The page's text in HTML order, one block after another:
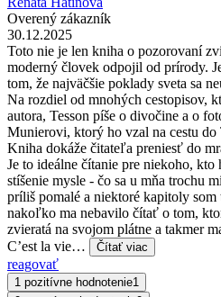
Overený zákazník
30.12.2025
Toto nie je len kniha o pozorovaní
moderný človek odpojil od prírody.
tom, že najväčšie poklady sveta sa
Na rozdiel od mnohých cestopisov,
autora, Tesson píše o divočine a o
Munierovi, ktorý ho vzal na cestu do
Kniha dokáže čitateľa preniesť do
Je to ideálne čítanie pre niekoho,
stíšenie mysle - čo sa u mňa trochu
príliš pomalé a niektoré kapitoly som
nakoľko ma nebavilo čítať o tom,
zvieratá na svojom plátne a takmer
C’est la vie…
Čítať viac
reagovať
1 pozitívne hodnotenie1